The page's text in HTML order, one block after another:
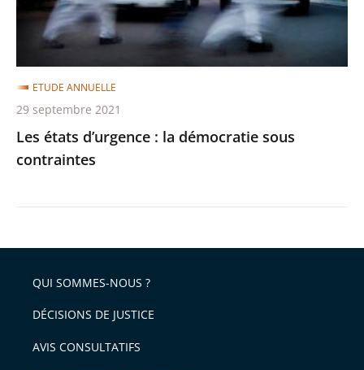
contraintes
Les états d’urgence : la démocratie sous
contraintes
ETUDE ANNUELLE
29 septembre 2021
QUI SOMMES-NOUS ?
DÉCISIONS DE JUSTICE
AVIS CONSULTATIFS